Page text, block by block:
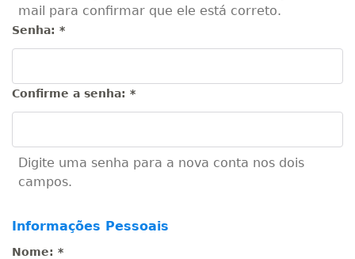
mail para confirmar que ele está correto.
Senha: *
Confirme a senha: *
Digite uma senha para a nova conta nos dois
campos.
Informações Pessoais
Nome: *